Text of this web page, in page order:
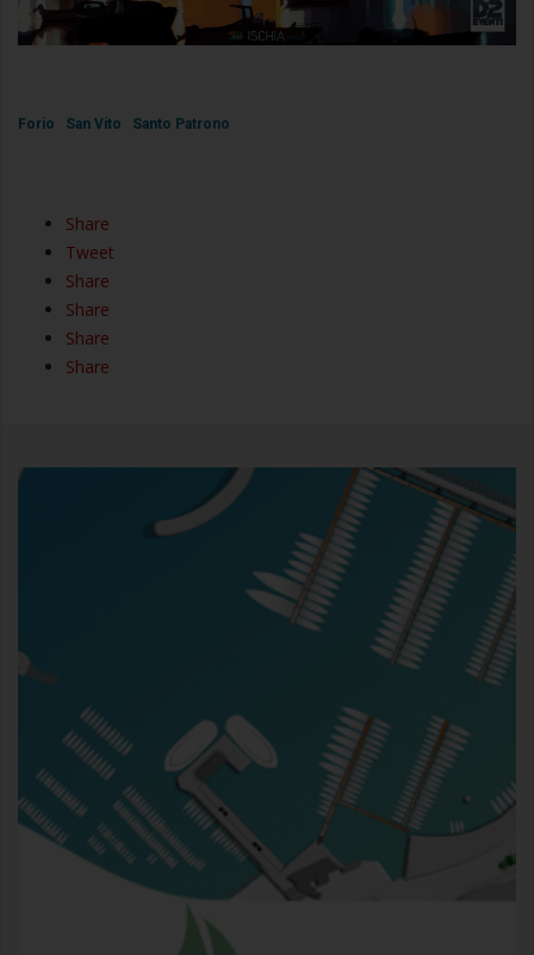
Forio San Vito Santo Patrono
Share
Tweet
Share
Share
Share
Share